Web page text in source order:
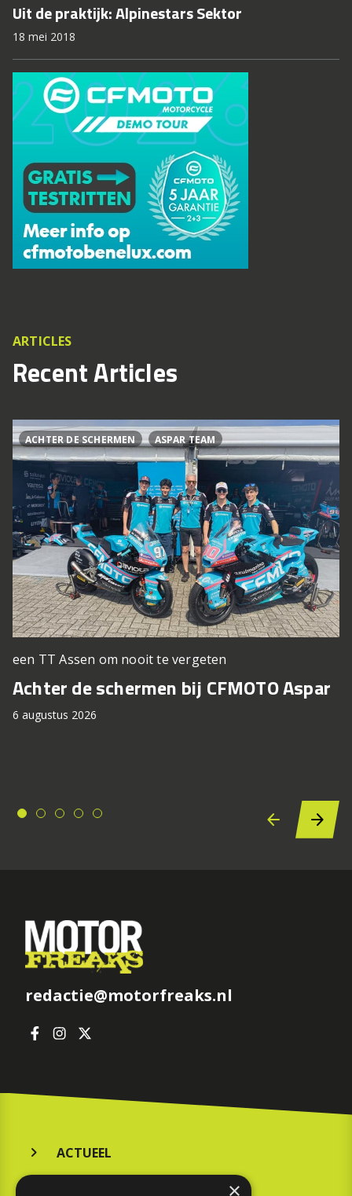
Uit de praktijk: Alpinestars Sektor
18 mei 2018
ARTICLES
Recent Articles
ACHTER DE SCHERMEN ASPAR TEAM
een TT Assen om nooit te vergeten
Achter de schermen bij CFMOTO Aspar
6 augustus 2026
redactie@motorfreaks.nl
ACTUEEL
×